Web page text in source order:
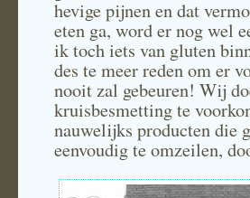
hevige pijnen en dat
eten ga, word er nog wel
ik toch iets van gluten
des te meer reden om er
nooit zal gebeuren! Wij
kruisbesmetting te
nauwelijks producten die
eenvoudig te omzeilen,